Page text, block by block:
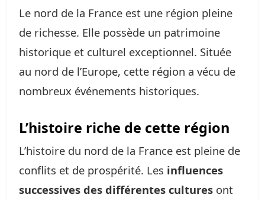
Le nord de la France est une région pleine
de richesse. Elle possède un patrimoine
historique et culturel exceptionnel. Située
au nord de l’Europe, cette région a vécu de
nombreux événements historiques.
L’histoire riche de cette région
L’histoire du nord de la France est pleine de
conflits et de prospérité. Les influences
successives des différentes cultures ont